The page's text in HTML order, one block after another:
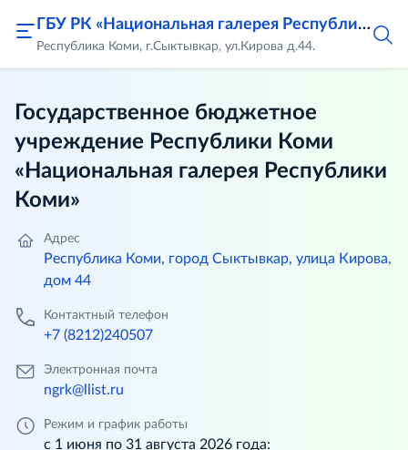
ГБУ РК «Национальная галерея Республики Коми»
Республика Коми, г.Сыктывкар, ул.Кирова д.44.
Государственное бюджетное
учреждение Республики Коми
«Национальная галерея Республики
Коми»
Адрес
Республика Коми, город Сыктывкар, улица Кирова,
дом 44
Контактный телефон
+7 (8212)240507
Электронная почта
ngrk@llist.ru
Режим и график работы
с 1 июня по 31 августа 2026 года: